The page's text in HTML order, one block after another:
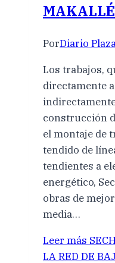
MAKALLÉ
PorDiario
Los trabajos,
directamente
construcción
el montaje de
tendido de
tendientes a
energético,
obras de
media…
Leer más
LA RED DE